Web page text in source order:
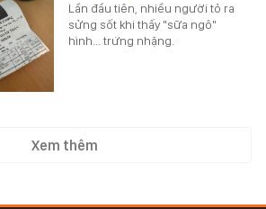
Lần đầu tiên, nhiều người tỏ ra
sửng sốt khi thấy "sữa ngô"
hình... trứng nhặng.
Xem thêm